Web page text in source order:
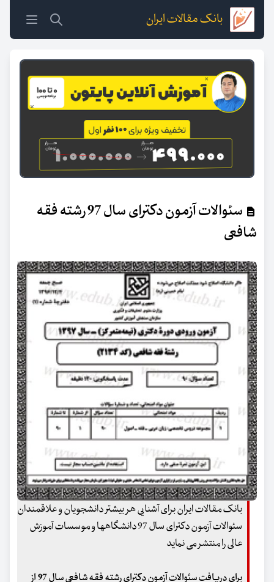
بانک مقالات ایران
سئوالات آزمون دکترای سال 97 رشته فقه
شافعی
بانک مقالات ایران برای آشنایی هر بیشتر دانشجویان و علاقمندان
سئوالات آزمون دکترای سال 97 دانشگاهها و موسسات آموزش
عالی را منتشر می نماید
برای دریافت سئوالات آزمون دکترای رشته فقه شافعی سال 97 از